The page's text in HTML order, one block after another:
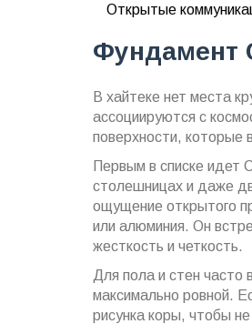
Открытые
Фундамент
В хайтеке нет места
ассоциируются с
поверхности, которые
Первым в списке идет
столешницах и даже
ощущение открытого
или алюминия. Он
жесткость и четкость.
Для пола и стен часто
максимально ровной.
рисунка коры, чтобы